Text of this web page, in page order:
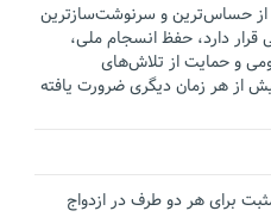
از حساس‌ترین و سرنوشت‌سازترین
دارد، حفظ انسجام ملی،
و حمایت از تلاش‌های
از هر زمان دیگری ضرورت یافته
برای هر دو طرف در ازدواج